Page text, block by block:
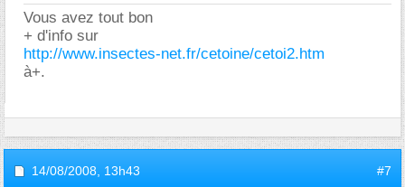
Vous avez tout bon
+ d'info sur
http://www.insectes-net.fr/cetoine/cetoi2.htm
à+.
14/08/2008, 13h43 #7